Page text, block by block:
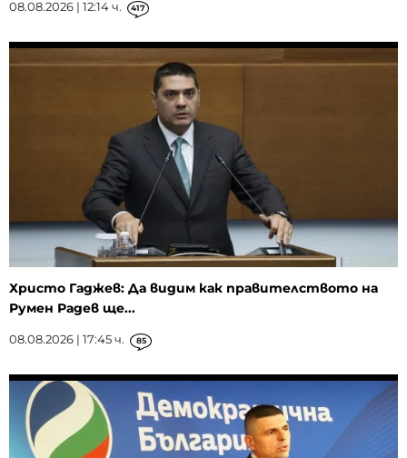
08.08.2026 | 12:14 ч. 417
Христо Гаджев: Да видим как правителството на
Румен Радев ще...
08.08.2026 | 17:45 ч. 85